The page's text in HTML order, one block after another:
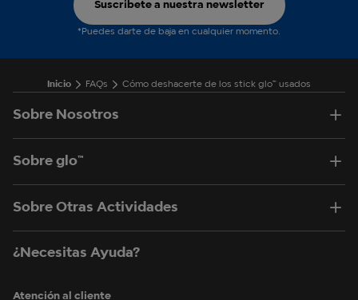
Suscribete a nuestra newsletter
*Puedes darte de baja en cualquier momento.
Inicio FAQs Cómo deshacerte de los stick glo™ usados
Sobre Nosotros
Sobre glo™
Sobre Otras Actividades
¿Necesitas Ayuda?
Atención al cliente